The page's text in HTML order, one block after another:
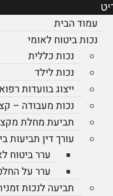
עמוד הבית
נכות ביטוח לאומי
נכות כללית
נכות לילד
ייצוג בוועדות
נכות מעבודה –
תביעת מחלת
עורך דין תביעות
ערר ביטוח
ערר על
תביעה לנכות